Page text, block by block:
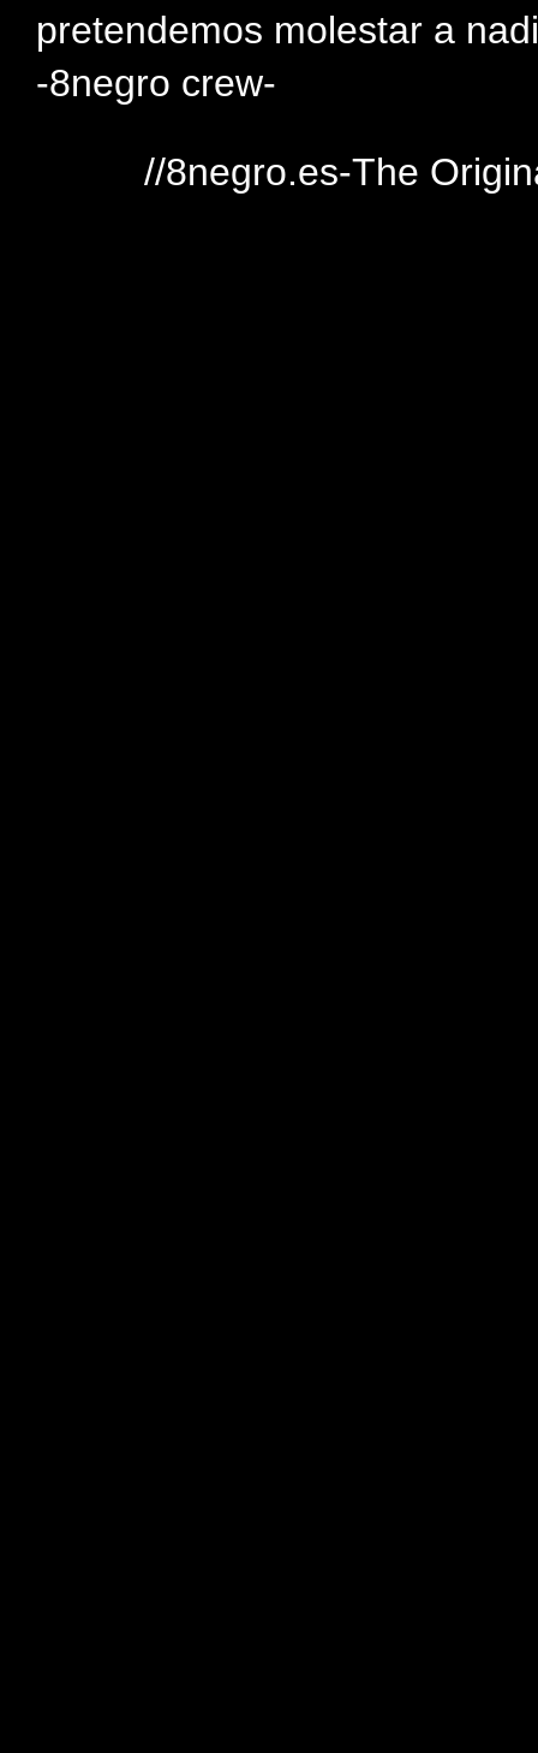
pretendemos molestar a
-8negro crew-
//8negro.es-The